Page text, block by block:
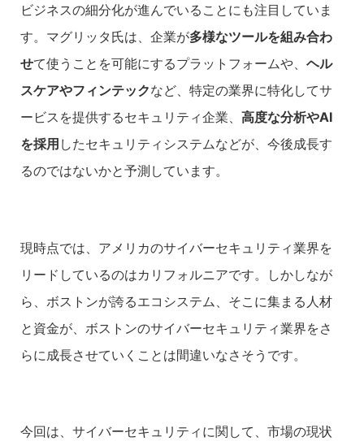
ビジネスの細分化が進んでいることにも注目していま
す。マグリッタ氏は、企業が多様なツールを組み合わ
せて使うことを可能にするプラットフォームや、 ヘル
スケアやフィンテックなど、特定の業界に特化してサ
ービスを提供するセキュリティ企業、 高度な分析やAI
を採用 したセキュリティシステムなどが、今後成長す
るのではないかと予測しています。
現時点では、アメリカのサイバーセキュリティ業界を
リードしているのはカリフォルニアです。しかしなが
ら、ボストンが誇るエコシステム、そこに集まる人材
と資金が、ボストンのサイバーセキュリティ業界をさ
らに成長させていくことは間違いなさそうです。
今回は、サイバーセキュリティに関して、市場の現状